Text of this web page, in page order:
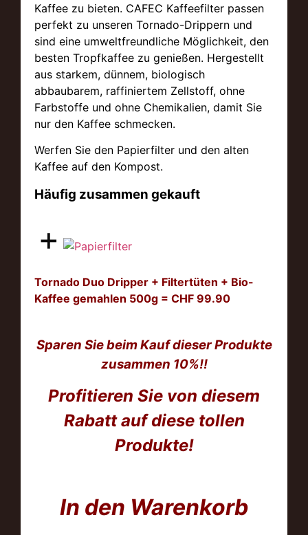
Kaffee zu bieten. CAFEC Kaffeefilter passen
perfekt zu unseren Tornado-Drippern und
sind eine umweltfreundliche Möglichkeit, den
besten Tropfkaffee zu genießen. Hergestellt
aus starkem, dünnem, biologisch
abbaubarem, raffiniertem Zellstoff, ohne
Farbstoffe und ohne Chemikalien, damit Sie
nur den Kaffee schmecken.
Werfen Sie den Papierfilter und den alten
Kaffee auf den Kompost.
Häufig zusammen gekauft
+
Tornado Duo Dripper + Filtertüten + Bio-
Kaffee gemahlen 500g = CHF 99.90
Sparen Sie beim Kauf dieser Produkte
zusammen 10%!!
Profitieren Sie von diesem
Rabatt auf diese tollen
Produkte!
In den Warenkorb